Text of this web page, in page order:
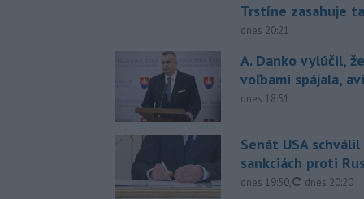
Trstíne zasahuje
dnes 20:21
A. Danko vylúčil,
voľbami spájala,
dnes 18:51
Senát USA
sankciách proti
dnes 19:50, aktualizované
dnes 20:20